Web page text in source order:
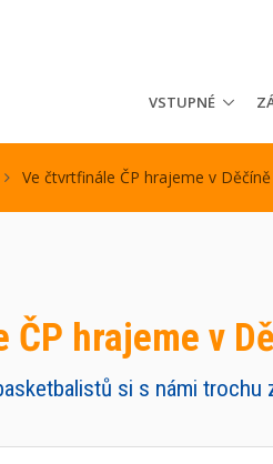
VSTUPNÉ
Ve čtvrtfinále ČP hrajeme v Děčíně
hrajeme v
si s námi